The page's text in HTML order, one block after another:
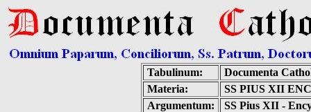
Tabulinum:
Documenta
Materia:
SS PIUS XII
Argumentum:
SS Pius XII -